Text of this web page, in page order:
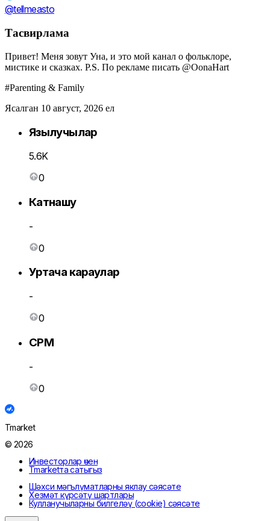
@tellmeasto
Тасвирлама
Привет! Меня зовут Уна, и это мой канал о фольклоре,
мистике и сказках. P.S. По рекламе писать @OonaHart
#Parenting & Family
Ясалган 10 август, 2026 ел
Язылучылар
5.6K
0
Катнашу
-
0
Уртача караулар
-
0
CPM
-
0
Tmarket
© 2026
Инвесторлар өчен
Tmarketта сатыгыз
Шәхси мәгълүматларны яклау сәясәте
Хезмәт күрсәтү шартлары
Кулланучыларны билгеләү (cookie) сәясәте